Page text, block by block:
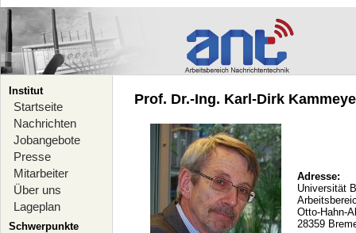
Institut
Startseite
Nachrichten
Jobangebote
Presse
Mitarbeiter
Über uns
Lageplan
Schwerpunkte
Prof. Dr.-Ing. Karl-Dirk
Adresse:
Universität
Otto-Hahn-
28359